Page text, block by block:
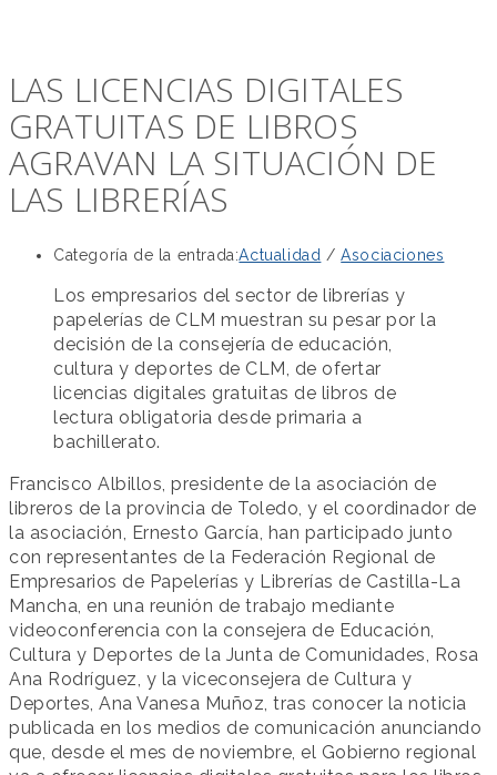
LAS LICENCIAS DIGITALES
GRATUITAS DE LIBROS
AGRAVAN LA SITUACIÓN DE
LAS LIBRERÍAS
Categoría de la entrada:Actualidad / Asociaciones
Los empresarios del sector de librerías y
papelerías de CLM muestran su pesar por la
decisión de la consejería de educación,
cultura y deportes de CLM, de ofertar
licencias digitales gratuitas de libros de
lectura obligatoria desde primaria a
bachillerato.
Francisco Albillos, presidente de la asociación de
libreros de la provincia de Toledo, y el coordinador de
la asociación, Ernesto García, han participado junto
con representantes de la Federación Regional de
Empresarios de Papelerías y Librerías de Castilla-La
Mancha, en una reunión de trabajo mediante
videoconferencia con la consejera de Educación,
Cultura y Deportes de la Junta de Comunidades, Rosa
Ana Rodríguez, y la viceconsejera de Cultura y
Deportes, Ana Vanesa Muñoz, tras conocer la noticia
publicada en los medios de comunicación anunciando
que, desde el mes de noviembre, el Gobierno regional